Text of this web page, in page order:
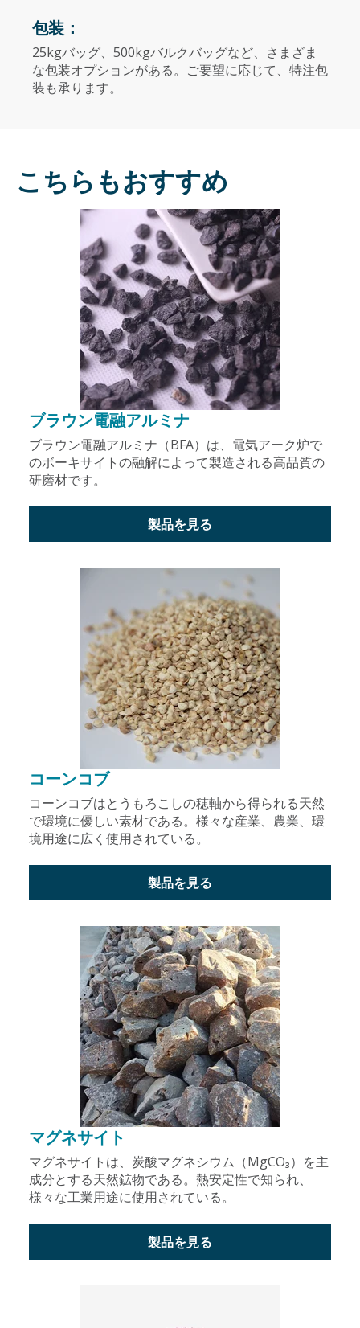
包装：
25kgバッグ、500kgバルクバッグなど、さまざま
な包装オプションがある。ご要望に応じて、特注包
装も承ります。
こちらもおすすめ
ブラウン電融アルミナ
ブラウン電融アルミナ（BFA）は、電気アーク炉で
のボーキサイトの融解によって製造される高品質の
研磨材です。
製品を見る
コーンコブ
コーンコブはとうもろこしの穂軸から得られる天然
で環境に優しい素材である。様々な産業、農業、環
境用途に広く使用されている。
製品を見る
マグネサイト
マグネサイトは、炭酸マグネシウム（MgCO₃）を主
成分とする天然鉱物である。熱安定性で知られ、
様々な工業用途に使用されている。
製品を見る